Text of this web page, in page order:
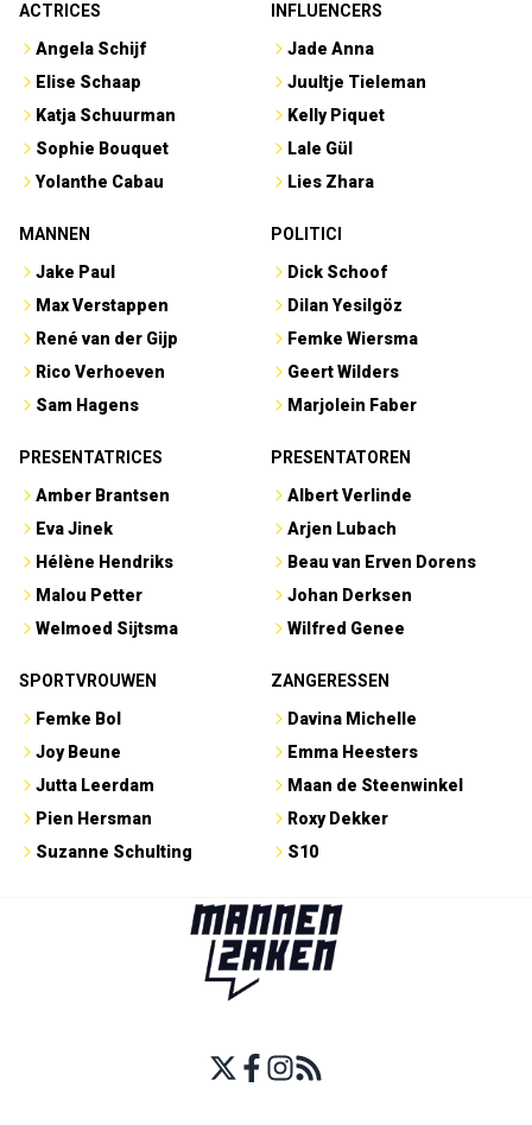
ACTRICES
Angela Schijf
Elise Schaap
Katja Schuurman
Sophie Bouquet
Yolanthe Cabau
INFLUENCERS
Jade Anna
Juultje Tieleman
Kelly Piquet
Lale Gül
Lies Zhara
MANNEN
Jake Paul
Max Verstappen
René van der Gijp
Rico Verhoeven
Sam Hagens
POLITICI
Dick Schoof
Dilan Yesilgöz
Femke Wiersma
Geert Wilders
Marjolein Faber
PRESENTATRICES
Amber Brantsen
Eva Jinek
Hélène Hendriks
Malou Petter
Welmoed Sijtsma
PRESENTATOREN
Albert Verlinde
Arjen Lubach
Beau van Erven Dorens
Johan Derksen
Wilfred Genee
SPORTVROUWEN
Femke Bol
Joy Beune
Jutta Leerdam
Pien Hersman
Suzanne Schulting
ZANGERESSEN
Davina Michelle
Emma Heesters
Maan de Steenwinkel
Roxy Dekker
S10